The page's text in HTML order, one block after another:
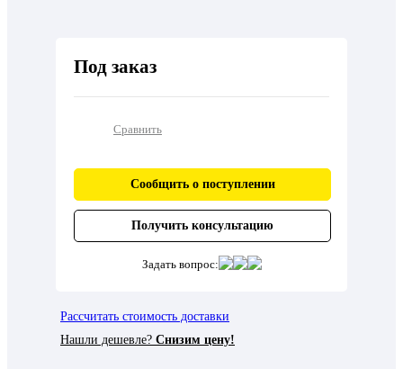
Под заказ
Сравнить
Сообщить о поступлении
Получить консультацию
Задать вопрос:
Рассчитать стоимость доставки
Нашли дешевле? Снизим цену!